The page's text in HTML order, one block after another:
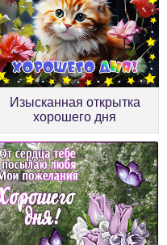
Изысканная открытка
хорошего дня